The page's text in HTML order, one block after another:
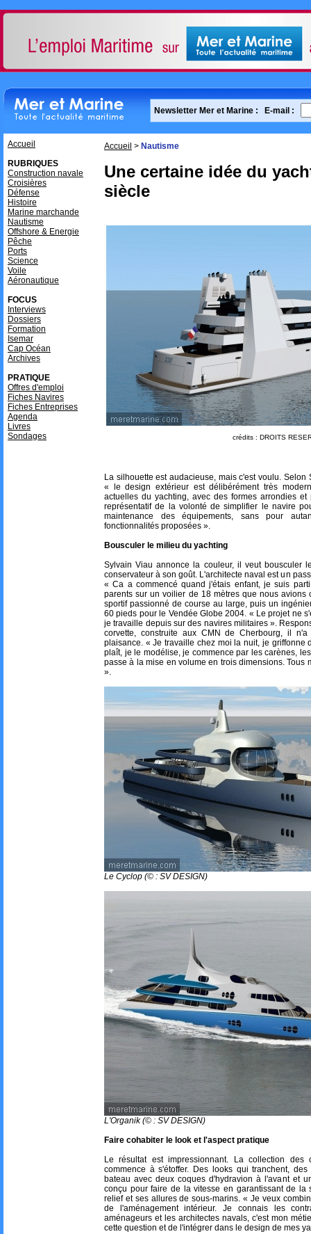
Newsletter Mer et Marine : E-mail :
Accueil
RUBRIQUES
Construction navale
Croisières
Défense
Histoire
Marine marchande
Nautisme
Offshore & Energie
Pêche
Ports
Science
Voile
Aéronautique
FOCUS
Interviews
Dossiers
Formation
Isemar
Cap Océan
Archives
PRATIQUE
Offres d'emploi
Fiches Navires
Fiches Entreprises
Agenda
Livres
Sondages
Accueil > Nautisme
Une certaine idée du
siècle
crédits : DROITS
La silhouette est audacieuse, mais c'est voulu. Selon
« le design extérieur est délibérément très
actuelles du yachting, avec des formes arrondies
représentatif de la volonté de simplifier le navire
maintenance des équipements, sans pour
fonctionnalités proposées ».
Bousculer le milieu du yachting
Sylvain Viau annonce la couleur, il veut bousculer
conservateur à son goût. L'architecte naval est un
« Ca a commencé quand j'étais enfant, je suis
parents sur un voilier de 18 mètres que nous avions
sportif passionné de course au large, puis un
60 pieds pour le Vendée Globe 2004. « Le projet ne
je travaille depuis sur des navires militaires ».
corvette, construite aux CMN de Cherbourg, il
plaisance. « Je travaille chez moi la nuit, je griffonne
plaît, je le modélise, je commence par les carènes,
passe à la mise en volume en trois dimensions. Tous
».
Le Cyclop (© : SV DESIGN)
L'Organik (© : SV DESIGN)
Faire cohabiter le look et l'aspect pratique
Le résultat est impressionnant. La collection des
commence à s'étoffer. Des looks qui tranchent,
bateau avec deux coques d'hydravion à l'avant et
conçu pour faire de la vitesse en garantissant de
relief et ses allures de sous-marins. « Je veux
de l'aménagement intérieur. Je connais les
aménageurs et les architectes navals, c'est mon
cette question et de l'intégrer dans le design de mes